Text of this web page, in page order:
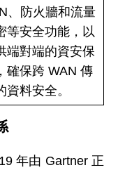
、防火牆和流量
等安全功能，以
端對端的資安保
確保跨 WAN 傳
資料安全。​​​​​​​
年由 Gartner 正